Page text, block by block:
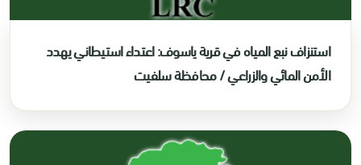
استنزاف نبع المياه في قرية ياسوف: اعتداء استيطاني يهدد
الأمن المائي والزراعي / محافظة سلفيت